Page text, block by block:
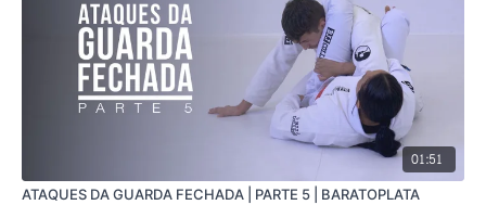
01:51
ATAQUES DA GUARDA FECHADA | PARTE 5 | BARATOPLATA